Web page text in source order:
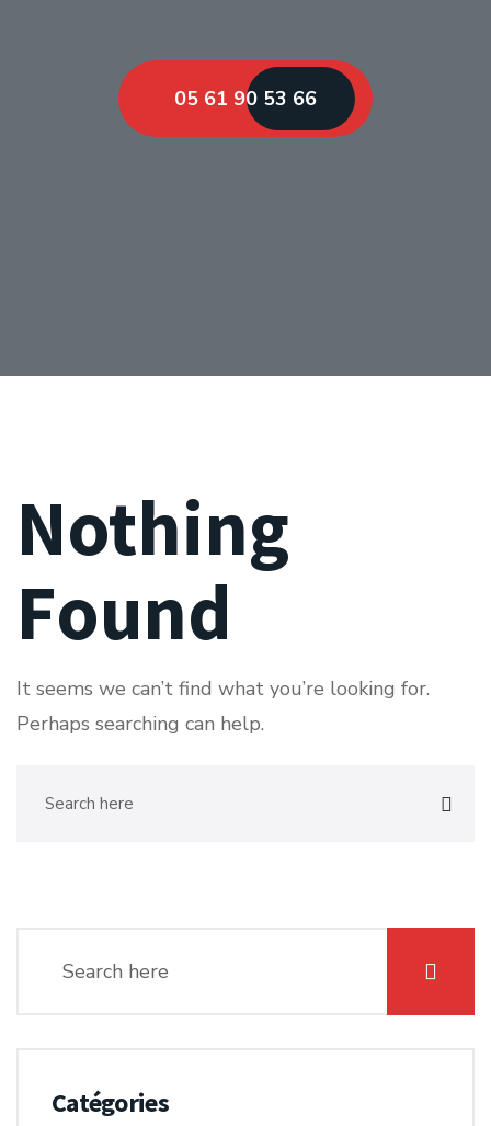
05 61 90 53 66
Nothing
Found
It seems we can’t find what you’re looking for.
Perhaps searching can help.
Catégories